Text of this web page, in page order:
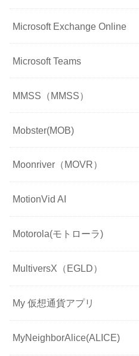
Microsoft Exchange Online
Microsoft Teams
MMSS（MMSS）
Mobster(MOB)
Moonriver（MOVR）
MotionVid AI
Motorola(モトローラ)
MultiversX（EGLD）
My 仮想通貨アプリ
MyNeighborAlice(ALICE)